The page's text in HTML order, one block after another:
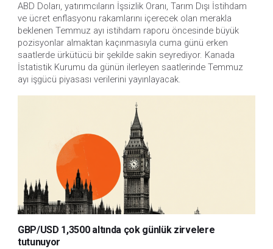
ABD Doları, yatırımcıların İşsizlik Oranı, Tarım Dışı İstihdam
ve ücret enflasyonu rakamlarını içerecek olan merakla
beklenen Temmuz ayı istihdam raporu öncesinde büyük
pozisyonlar almaktan kaçınmasıyla cuma günü erken
saatlerde ürkütücü bir şekilde sakin seyrediyor. Kanada
İstatistik Kurumu da günün ilerleyen saatlerinde Temmuz
ayı işgücü piyasası verilerini yayınlayacak.
GBP/USD 1,3500 altında çok günlük zirvelere
tutunuyor